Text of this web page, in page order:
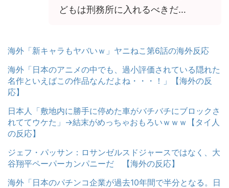
どもは刑務所に入れるべきだ…
海外「新キャラもヤバいｗ」ヤニねこ第6話の海外反応
海外「日本のアニメの中でも、過小評価されている隠れた
名作といえばこの作品なんだよね・・・！」【海外の反
応】
日本人「敷地内に勝手に停めた車がバチバチにブロックさ
れててウケた」→結末がめっちゃおもろいｗｗｗ【タイ人
の反応】
ジェフ・パッサン：ロサンゼルスドジャースではなく、大
谷翔平ペーパーカンパニーだ 【海外の反応】
海外「日本のパチンコ企業が過去10年間で半分となる。日